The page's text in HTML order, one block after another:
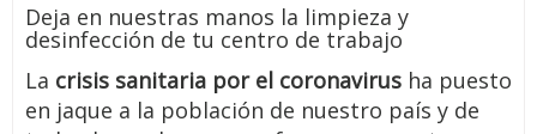
Deja en nuestras manos la limpieza y
desinfección de tu centro de trabajo
La crisis sanitaria por el coronavirus ha puesto
en jaque a la población de nuestro país y de